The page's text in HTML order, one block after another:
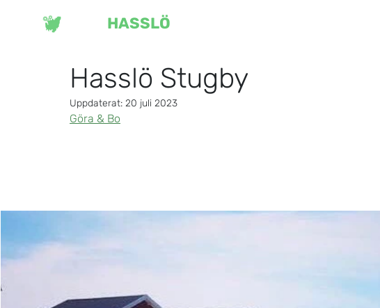
HASSLÖ
Hasslö Stugby
Uppdaterat: 20 juli 2023
Göra & Bo